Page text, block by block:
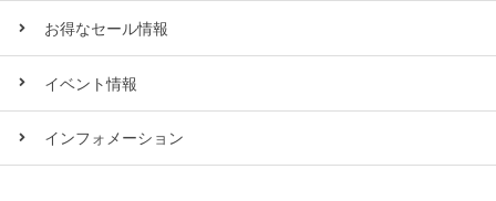
お得なセール情報
イベント情報
インフォメーション